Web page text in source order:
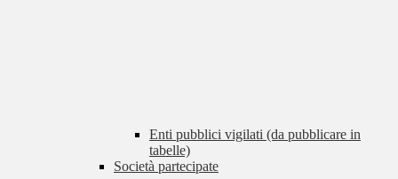
Enti pubblici vigilati (da pubblicare in
tabelle)
Società partecipate